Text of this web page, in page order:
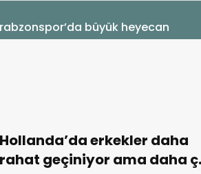
büyük heyecan
Hollanda’da erkekler daha
rahat geçiniyor ama daha